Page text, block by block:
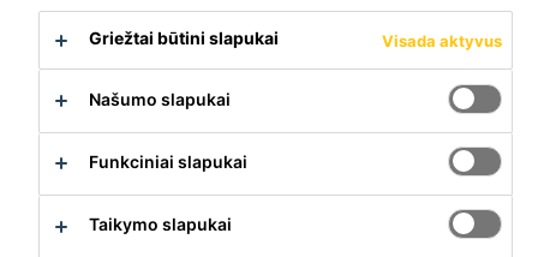
Griežtai būtini slapukai Visada aktyvus
Našumo slapukai
Funkciniai slapukai
Taikymo slapukai